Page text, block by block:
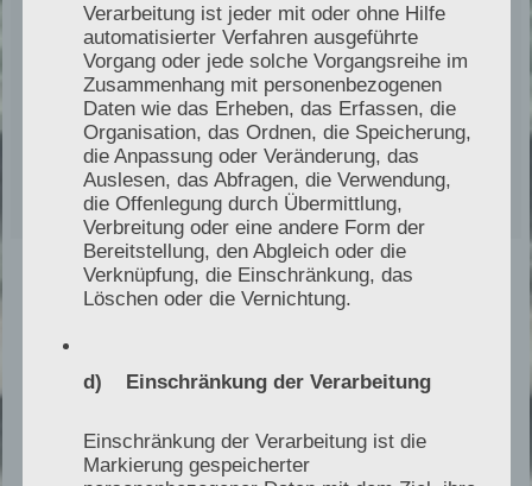
Identifikation, Bewertung und strukturellen
Einordnung von Handwerksbetrieben beteiligt.
Diese Erfahrung ermöglicht eine realistische
technische Einordnung aus Sicht von Investoren
und Unternehmensgruppen.
Vorteile für Investoren und
Verarbeitung ist jeder mit oder ohne Hilfe
automatisierter Verfahren ausgeführte
Vorgang oder jede solche Vorgangsreihe im
Zusammenhang mit personenbezogenen
Daten wie das Erheben, das Erfassen, die
Organisation, das Ordnen, die Speicherung,
die Anpassung oder Veränderung, das
Auslesen, das Abfragen, die Verwendung,
die Offenlegung durch Übermittlung,
Verbreitung oder eine andere Form der
Bereitstellung, den Abgleich oder die
Verknüpfung, die Einschränkung, das
Löschen oder die Vernichtung.
d) Einschränkung der Verarbeitung
Einschränkung der Verarbeitung ist die
Markierung gespeicherter